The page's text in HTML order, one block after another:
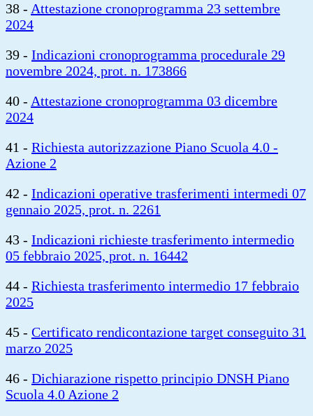
38 - Attestazione cronoprogramma 23 settembre
2024
39 - Indicazioni cronoprogramma procedurale 29
novembre 2024, prot. n. 173866
40 - Attestazione cronoprogramma 03 dicembre
2024
41 - Richiesta autorizzazione Piano Scuola 4.0 -
Azione 2
42 - Indicazioni operative trasferimenti intermedi 07
gennaio 2025, prot. n. 2261
43 - Indicazioni richieste trasferimento intermedio
05 febbraio 2025, prot. n. 16442
44 - Richiesta trasferimento intermedio 17 febbraio
2025
45 - Certificato rendicontazione target conseguito 31
marzo 2025
46 - Dichiarazione rispetto principio DNSH Piano
Scuola 4.0 Azione 2